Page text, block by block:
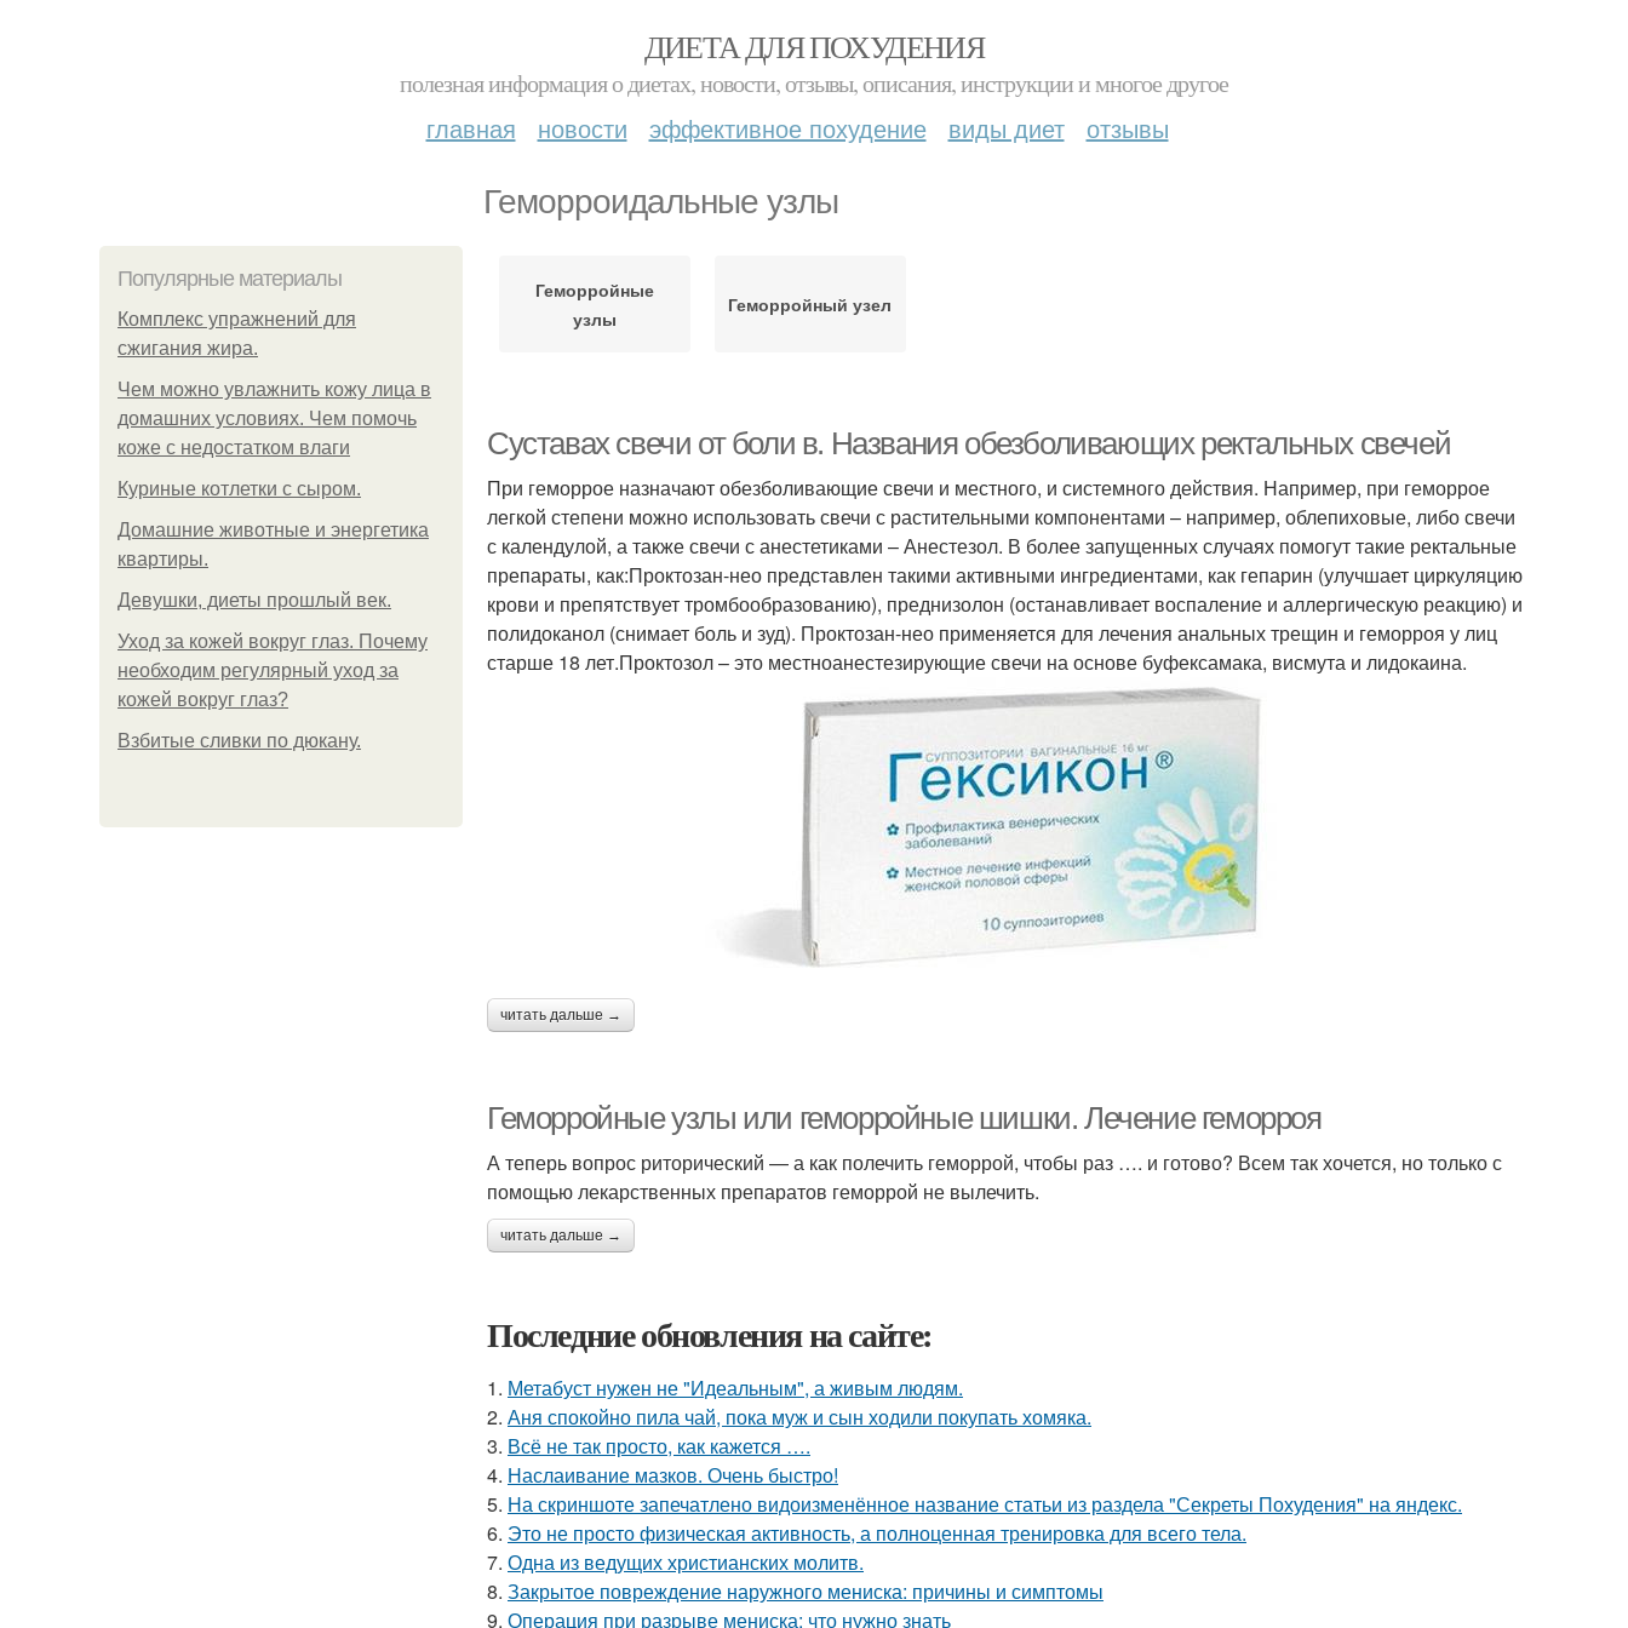
ДИЕТА ДЛЯ ПОХУДЕНИЯ
полезная информация о диетах, новости, отзывы, описания, инструкции и многое другое
главная новости эффективное похудение виды диет отзывы
Геморроидальные узлы
Популярные материалы
Комплекс упражнений для
сжигания жира.
Чем можно увлажнить кожу лица в
домашних условиях. Чем помочь
коже с недостатком влаги
Куриные котлетки с сыром.
Домашние животные и энергетика
квартиры.
Девушки, диеты прошлый век.
Уход за кожей вокруг глаз. Почему
необходим регулярный уход за
кожей вокруг глаз?
Взбитые сливки по дюкану.
Геморройные
узлы
Геморройный узел
Суставах свечи от боли в. Названия обезболивающих ректальных свечей
При геморрое назначают обезболивающие свечи и местного, и системного действия. Например, при геморрое
легкой степени можно использовать свечи с растительными компонентами – например, облепиховые, либо свечи
с календулой, а также свечи с анестетиками – Анестезол. В более запущенных случаях помогут такие ректальные
препараты, как:Проктозан-нео представлен такими активными ингредиентами, как гепарин (улучшает циркуляцию
крови и препятствует тромбообразованию), преднизолон (останавливает воспаление и аллергическую реакцию) и
полидоканол (снимает боль и зуд). Проктозан-нео применяется для лечения анальных трещин и геморроя у лиц
старше 18 лет.Проктозол – это местноанестезирующие свечи на основе буфексамака, висмута и лидокаина.
читать дальше →
Геморройные узлы или геморройные шишки. Лечение геморроя
А теперь вопрос риторический — а как полечить геморрой, чтобы раз …. и готово? Всем так хочется, но только с
помощью лекарственных препаратов геморрой не вылечить.
читать дальше →
Последние обновления на сайте:
1. Метабуст нужен не "Идеальным", а живым людям.
2. Аня спокойно пила чай, пока муж и сын ходили покупать хомяка.
3. Всё не так просто, как кажется ….
4. Наслаивание мазков. Очень быстро!
5. На скриншоте запечатлено видоизменённое название статьи из раздела "Секреты Похудения" на яндекс.
6. Это не просто физическая активность, а полноценная тренировка для всего тела.
7. Одна из ведущих христианских молитв.
8. Закрытое повреждение наружного мениска: причины и симптомы
9. Операция при разрыве мениска: что нужно знать